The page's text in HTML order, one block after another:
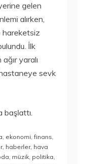
gelen
alırken,
hareketsiz
İlk
yaralı
sevk
başlattı.
, ekonomi,finans,
, haberler, hava
, müzik, politika,